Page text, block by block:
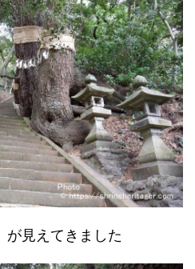
が見えてきました